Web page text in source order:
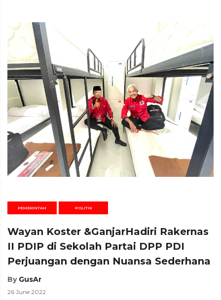
PEMERINTAH POLITIK
Wayan Koster &GanjarHadiri Rakernas
II PDIP di Sekolah Partai DPP PDI
Perjuangan dengan Nuansa Sederhana
By GusAr
26 June 2022